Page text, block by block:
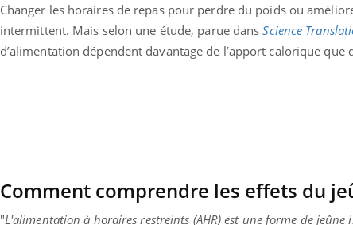
Changer les horaires de repas pour perdre du poids ou
intermittent. Mais selon une étude, parue dansScience
d’alimentation dépendent davantage de l’apport calorique
Comment comprendre les effets du
"L'alimentation à horaires restreints (AHR) est une forme de
quelle trousse